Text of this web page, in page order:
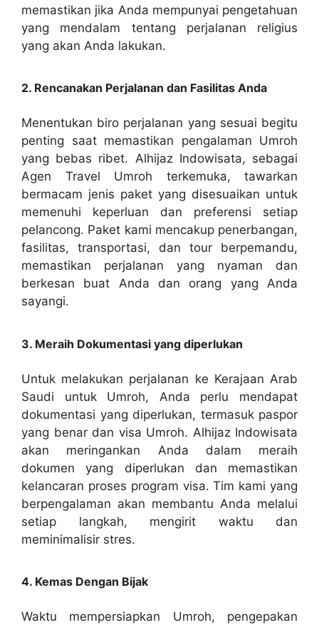
memastikan jika Anda mempunyai pengetahuan
yang mendalam tentang perjalanan religius
yang akan Anda lakukan.
2. Rencanakan Perjalanan dan Fasilitas Anda
Menentukan biro perjalanan yang sesuai begitu
penting saat memastikan pengalaman Umroh
yang bebas ribet. Alhijaz Indowisata, sebagai
Agen Travel Umroh terkemuka, tawarkan
bermacam jenis paket yang disesuaikan untuk
memenuhi keperluan dan preferensi setiap
pelancong. Paket kami mencakup penerbangan,
fasilitas, transportasi, dan tour berpemandu,
memastikan perjalanan yang nyaman dan
berkesan buat Anda dan orang yang Anda
sayangi.
3. Meraih Dokumentasi yang diperlukan
Untuk melakukan perjalanan ke Kerajaan Arab
Saudi untuk Umroh, Anda perlu mendapat
dokumentasi yang diperlukan, termasuk paspor
yang benar dan visa Umroh. Alhijaz Indowisata
akan meringankan Anda dalam meraih
dokumen yang diperlukan dan memastikan
kelancaran proses program visa. Tim kami yang
berpengalaman akan membantu Anda melalui
setiap langkah, mengirit waktu dan
meminimalisir stres.
4. Kemas Dengan Bijak
Waktu mempersiapkan Umroh, pengepakan